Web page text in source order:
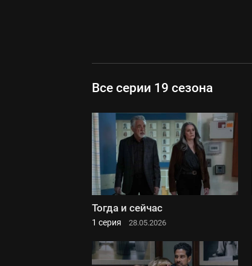
Все серии 19 сезона
Тогда и сейчас
1 серия 28.05.2026